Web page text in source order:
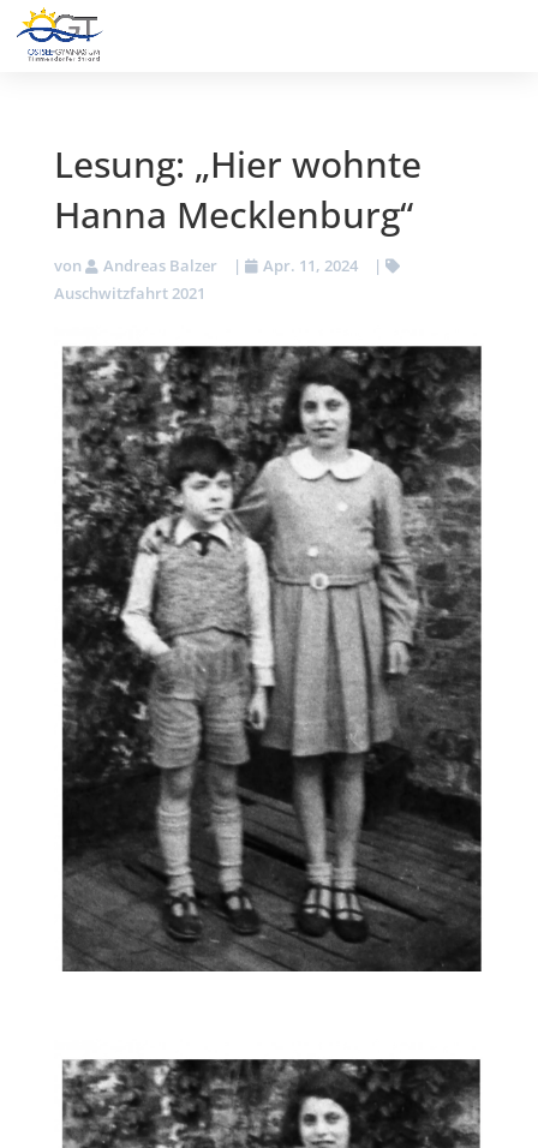
Lesung: „Hier wohnte
Hanna Mecklenburg“
von Andreas Balzer | Apr. 11, 2024
|
Auschwitzfahrt 2021